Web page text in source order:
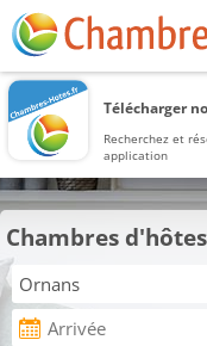
Télécharger
Recherchez et
application
Chambres